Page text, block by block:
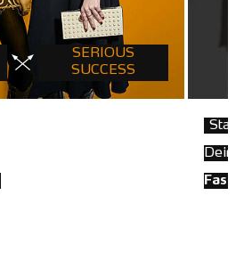
SERIOUS
SUCCESS
Dein